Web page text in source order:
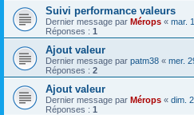
Suivi performance valeurs
Dernier message par Mérops « mar.
Réponses : 1
Ajout valeur
Dernier message par patm38 « mer.
Réponses : 2
Ajout valeur
Dernier message par Mérops « dim.
Réponses : 1